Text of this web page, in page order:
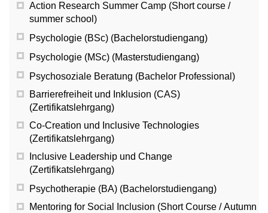
Action Research Summer Camp (Short course /
summer school)
Psychologie (BSc) (Bachelorstudiengang)
Psychologie (MSc) (Masterstudiengang)
Psychosoziale Beratung (Bachelor Professional)
Barrierefreiheit und Inklusion (CAS)
(Zertifikatslehrgang)
Co-Creation und Inclusive Technologies
(Zertifikatslehrgang)
Inclusive Leadership und Change
(Zertifikatslehrgang)
Psychotherapie (BA) (Bachelorstudiengang)
Mentoring for Social Inclusion (Short Course / Autumn